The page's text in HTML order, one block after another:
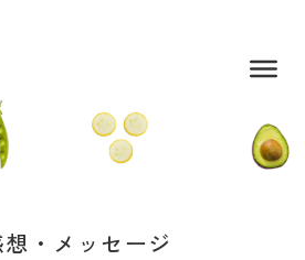
想・メッセージ